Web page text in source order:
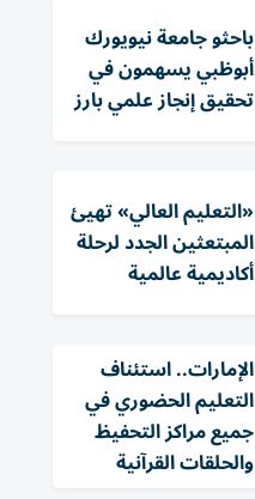
باحثو جامعة نيويورك
أبوظبي يسهمون في
تحقيق إنجاز علمي بارز
«التعليم العالي» تهيئ
المبتعثين الجدد لرحلة
أكاديمية عالمية
الإمارات.. استئناف
التعليم الحضوري في
جميع مراكز التحفيظ
والحلقات القرآنية